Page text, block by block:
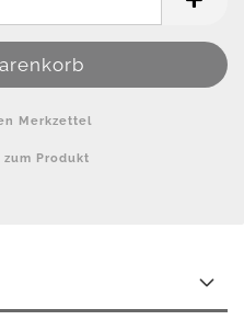
Merkzettel
zum Produkt